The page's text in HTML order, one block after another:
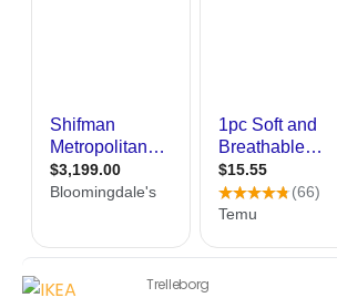
Trelleborg